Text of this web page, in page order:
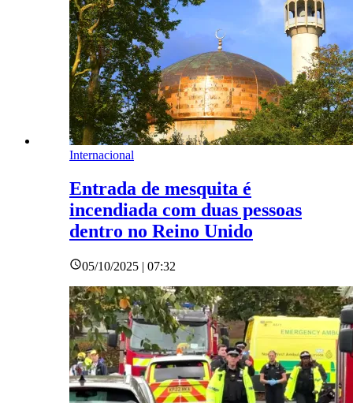
Internacional
Entrada de mesquita é
incendiada com duas pessoas
dentro no Reino Unido
05/10/2025 | 07:32